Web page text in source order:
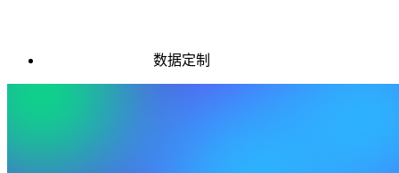
数据定制